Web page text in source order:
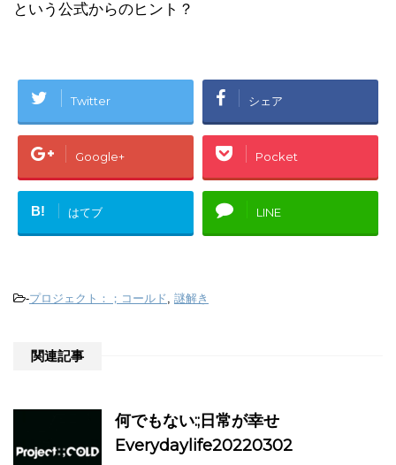
という公式からのヒント？
Twitter シェア
Google+ Pocket
B! はてブ LINE
-プロジェクト：；コールド , 謎解き
関連記事
何でもない:;日常が幸せ
Everydaylife20220302